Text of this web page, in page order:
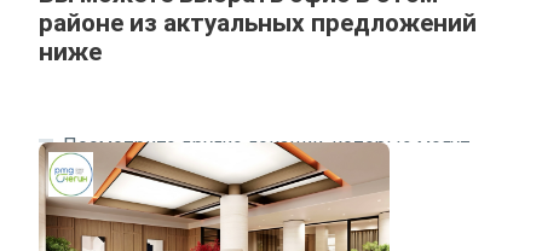
районе из актуальных предложений
ниже
Посмотрите другие локации, которые могут
подходить под ваш запрос